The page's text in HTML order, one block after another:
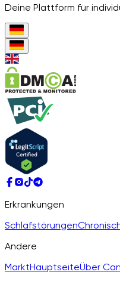
Deine Plattform für
Erkrankungen
Schlafstörungen
Andere
MarktHauptseiteÜber